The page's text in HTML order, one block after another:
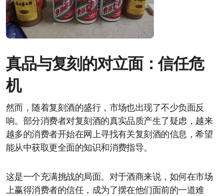
真品与复刻的对立面：信任危
机
然而，随着复刻酒的盛行，市场也出现了不少负面反
响。部分消费者对复刻酒的真实品质产生了疑虑，越来
越多的消费者开始在网上寻找有关复刻酒的信息，希望
能从中获取更全面的知识和消费指导。
这是一个充满挑战的局面。对于酒商来说，如何在市场
上赢得消费者的信任，成为了摆在他们面前的一道难